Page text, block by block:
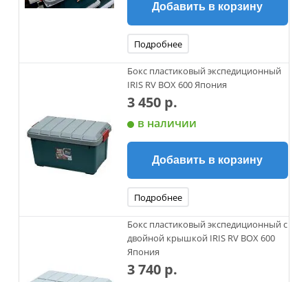
Добавить в корзину
Подробнее
Бокс пластиковый экспедиционный
IRIS RV BOX 600 Япония
3 450 р.
в наличии
Добавить в корзину
Подробнее
Бокс пластиковый экспедиционный с
двойной крышкой IRIS RV BOX 600
Япония
3 740 р.